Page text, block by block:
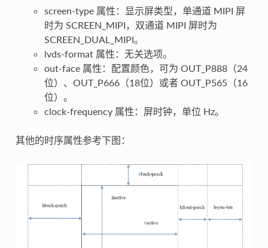
screen-type 属性：显示屏类型，单通道 MIPI 屏
时为 SCREEN_MIPI，双通道 MIPI 屏时为
SCREEN_DUAL_MIPI。
lvds-format 属性：无关选项。
out-face 属性：配置颜色，可为 OUT_P888（24
位）、OUT_P666（18位）或者 OUT_P565（16
位）。
clock-frequency 属性：屏时钟，单位 Hz。
其他的时序属性参考下图：